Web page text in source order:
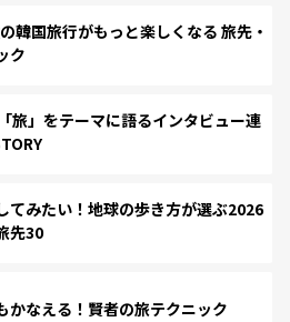
国旅行がもっと楽しくなる 旅先・
ク
旅」をテーマに語るインタビュー連
てみたい！地球の歩き方が選ぶ2026
先30
かなえる！賢者の旅テクニック